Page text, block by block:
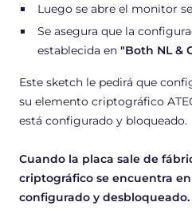
Luego se abre el monitor
Se asegura que la
establecida en "Both NL &
Este sketch le pedirá que
su elemento criptográfico
está configurado y bloqueado.
Cuando la placa sale de
criptográfico se encuentra
configurado y desbloqueado.